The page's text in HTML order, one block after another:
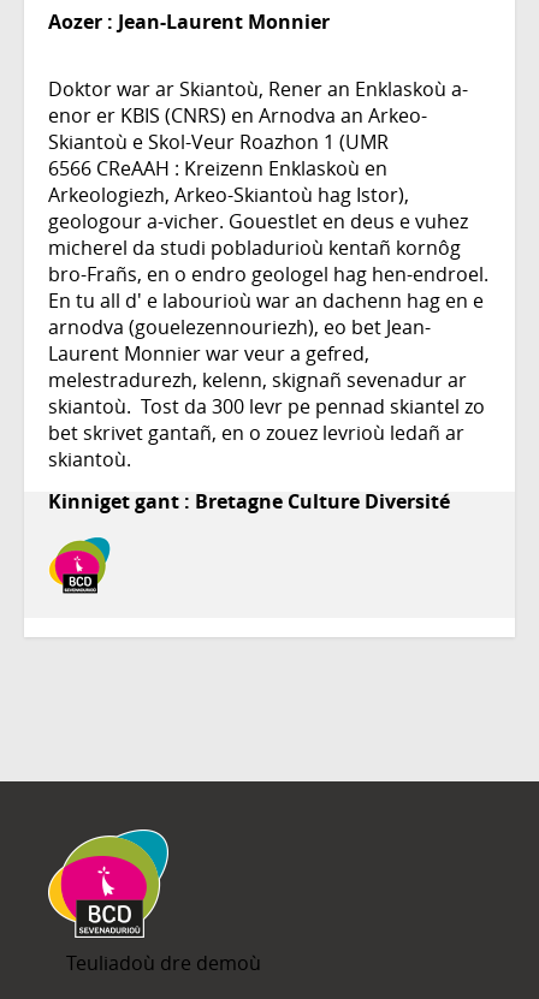
Aozer : Jean-Laurent Monnier
Doktor war ar Skiantoù, Rener an Enklaskoù a-
enor er KBIS (CNRS) en Arnodva an Arkeo-
Skiantoù e Skol-Veur Roazhon 1 (UMR
6566 CReAAH : Kreizenn Enklaskoù en
Arkeologiezh, Arkeo-Skiantoù hag Istor),
geologour a-vicher. Gouestlet en deus e vuhez
micherel da studi pobladurioù kentañ kornôg
bro-Frañs, en o endro geologel hag hen-endroel.
En tu all d' e labourioù war an dachenn hag en e
arnodva (gouelezennouriezh), eo bet Jean-
Laurent Monnier war veur a gefred,
melestradurezh, kelenn, skignañ sevenadur ar
skiantoù. Tost da 300 levr pe pennad skiantel zo
bet skrivet gantañ, en o zouez levrioù ledañ ar
skiantoù.
Kinniget gant : Bretagne Culture Diversité
Teuliadoù dre demoù